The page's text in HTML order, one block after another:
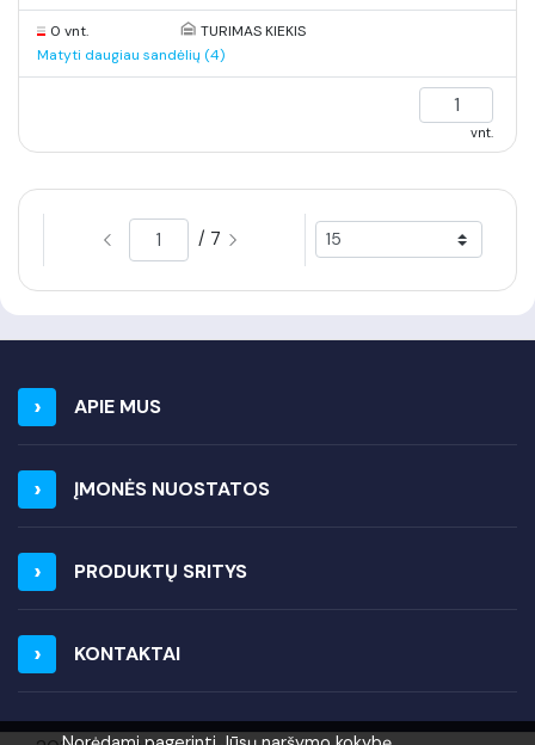
0 vnt.
TURIMAS KIEKIS
Matyti daugiau sandėlių (4)
vnt.
/ 7
APIE MUS
ĮMONĖS NUOSTATOS
PRODUKTŲ SRITYS
KONTAKTAI